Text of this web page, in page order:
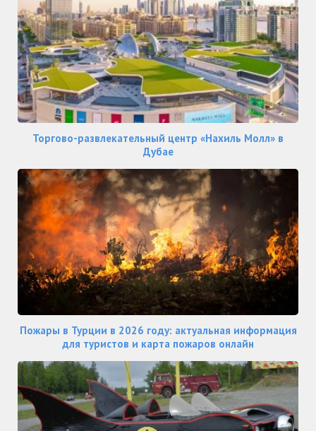
Торгово-развлекательный центр «Нахиль Молл» в
Дубае
Пожары в Турции в 2026 году: актуальная информация
для туристов и карта пожаров онлайн